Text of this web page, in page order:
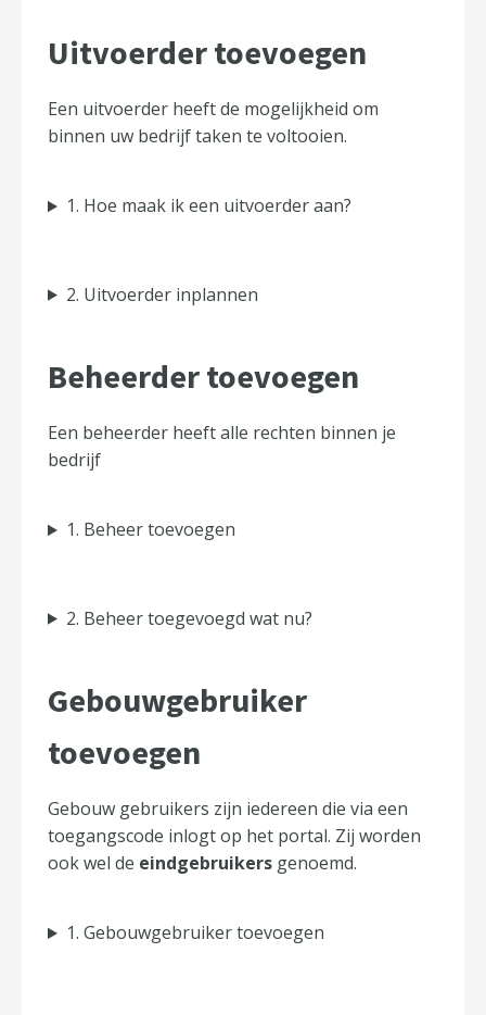
Uitvoerder toevoegen
Een uitvoerder heeft de mogelijkheid om
binnen uw bedrijf taken te voltooien.
1. Hoe maak ik een uitvoerder aan?
2. Uitvoerder inplannen
Beheerder toevoegen
Een beheerder heeft alle rechten binnen je
bedrijf
1. Beheer toevoegen
2. Beheer toegevoegd wat nu?
Gebouwgebruiker
toevoegen
Gebouw gebruikers zijn iedereen die via een
toegangscode inlogt op het portal. Zij worden
ook wel de eindgebruikersgenoemd.
1. Gebouwgebruiker toevoegen